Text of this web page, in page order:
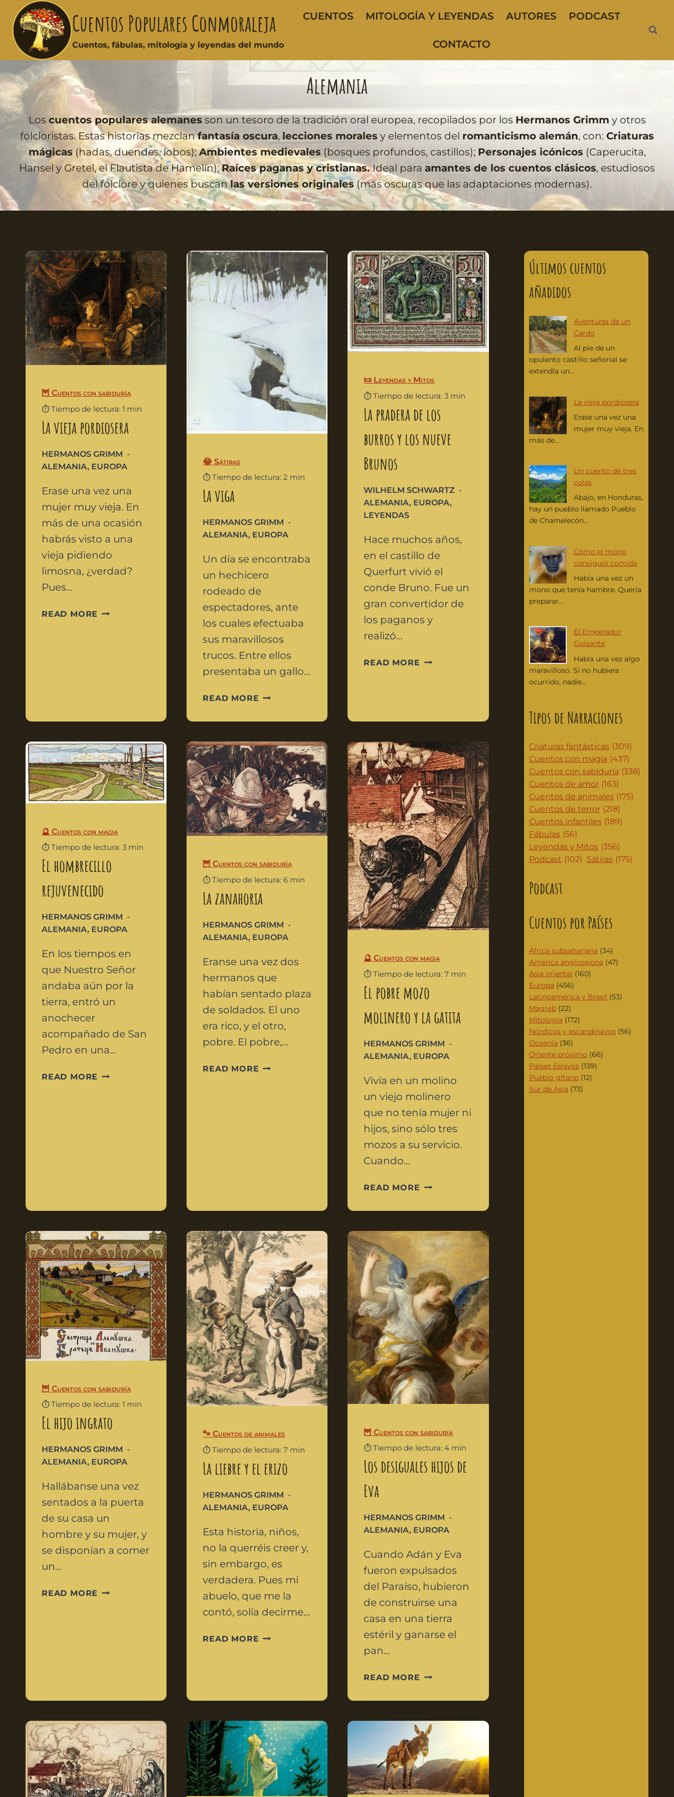
Cuentos Populares Conmoraleja
Cuentos, fábulas, mitología y leyendas del mundo
CUENTOS MITOLOGÍA Y LEYENDAS AUTORES PODCAST
CONTACTO
Alemania
Los cuentos populares alemanesson un tesoro de la tradición oral europea, recopilados por los Hermanos Grimm y otros
folcloristas. Estas historias mezclanfantasía oscura, lecciones morales y elementos del romanticismo alemán, con: Criaturas
mágicas(hadas, duendes, lobos);Ambientes medievales (bosques profundos, castillos); Personajes icónicos (Caperucita,
Hansel y Gretel, el Flautista de Hamelín);Raíces paganas y cristianas.Ideal para amantes de los cuentos clásicos, estudiosos
del folclore y quienes buscanlas versiones originales (más oscuras que las adaptaciones modernas).
🦉 Cuentos con sabiduría
⏱️ Tiempo de lectura: 1 min
La vieja pordiosera
HERMANOS GRIMM
ALEMANIA, EUROPA
Erase una vez una
mujer muy vieja. En
más de una ocasión
habrás visto a una
vieja pidiendo
limosna, ¿verdad?
Pues…
READ MORE
😂 Sátiras
⏱️ Tiempo de lectura: 2 min
La viga
HERMANOS GRIMM
ALEMANIA, EUROPA
Un día se encontraba
un hechicero
rodeado de
espectadores, ante
los cuales efectuaba
sus maravillosos
trucos. Entre ellos
presentaba un gallo…
READ MORE
📜 Leyendas y Mitos
⏱️ Tiempo de lectura: 3 min
La pradera de los
burros y los nueve
Brunos
WILHELM SCHWARTZ
ALEMANIA, EUROPA,
LEYENDAS
Hace muchos años,
en el castillo de
Querfurt vivió el
conde Bruno. Fue un
gran convertidor de
los paganos y
realizó…
READ MORE
🔮 Cuentos con magia
⏱️ Tiempo de lectura: 3 min
El hombrecillo
rejuvenecido
HERMANOS GRIMM
ALEMANIA, EUROPA
En los tiempos en
que Nuestro Señor
andaba aún por la
tierra, entró un
anochecer
acompañado de San
Pedro en una…
READ MORE
🦉 Cuentos con sabiduría
⏱️ Tiempo de lectura: 6 min
La zanahoria
HERMANOS GRIMM
ALEMANIA, EUROPA
Eranse una vez dos
hermanos que
habían sentado plaza
de soldados. El uno
era rico, y el otro,
pobre. El pobre,…
READ MORE
🔮 Cuentos con magia
⏱️ Tiempo de lectura: 7 min
El pobre mozo
molinero y la gatita
HERMANOS GRIMM
ALEMANIA, EUROPA
Vivía en un molino
un viejo molinero
que no tenía mujer ni
hijos, sino sólo tres
mozos a su servicio.
Cuando…
READ MORE
🦉 Cuentos con sabiduría
⏱️ Tiempo de lectura: 1 min
El hijo ingrato
HERMANOS GRIMM
ALEMANIA, EUROPA
Hallábanse una vez
sentados a la puerta
de su casa un
hombre y su mujer, y
se disponían a comer
un…
READ MORE
🐾 Cuentos de animales
⏱️ Tiempo de lectura: 7 min
La liebre y el erizo
HERMANOS GRIMM
ALEMANIA, EUROPA
Esta historia, niños,
no la querréis creer y,
sin embargo, es
verdadera. Pues mi
abuelo, que me la
contó, solía decirme…
READ MORE
🦉 Cuentos con sabiduría
⏱️ Tiempo de lectura: 4 min
Los desiguales hijos de
Eva
HERMANOS GRIMM
ALEMANIA, EUROPA
Cuando Adán y Eva
fueron expulsados
del Paraíso, hubieron
de construirse una
casa en una tierra
estéril y ganarse el
pan…
READ MORE
Últimos cuentos
añadidos
Aventuras de un
Cardo
Al pie de un
opulento castillo señorial se
extendía un...
La vieja pordiosera
Erase una vez una
mujer muy vieja. En
más de...
Un cuento de tres
colas
Abajo, en Honduras,
hay un pueblo llamado Pueblo
de Chamelecón...
Cómo el mono
consiguió comida
Había una vez un
mono que tenía hambre. Quería
preparar...
El Emperador
Guisante
Había una vez algo
maravilloso. Si no hubiera
ocurrido, nadie...
Tipos de Narraciones
Criaturas fantásticas (309)
Cuentos con magia (437)
Cuentos con sabiduría (338)
Cuentos de amor (163)
Cuentos de animales (175)
Cuentos de terror (218)
Cuentos infantiles (189)
Fábulas (56)
Leyendas y Mitos (356)
Podcast (102) Sátiras (175)
Podcast
Cuentos por Países
África subsahariana (34)
América anglosajona (47)
Ásia oriental (160)
Europa (456)
Latinoamérica y Brasil (53)
Magreb(22)
Mitología (172)
Nórdicos y escandinavos(56)
Oceanía (36)
Oriente próximo (66)
Países Eslavos(139)
Pueblo gitano (12)
Sur de Ásia (73)